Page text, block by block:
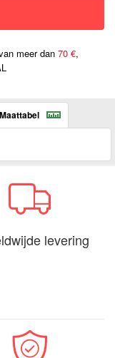
meer dan 70 €,
Maattabel
levering